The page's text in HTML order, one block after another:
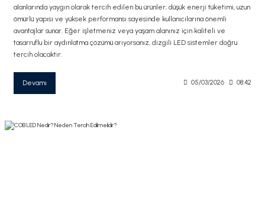
alanlarında yaygın olarak tercih edilen bu ürünler; düşük enerji tüketimi, uzun
ömürlü yapısı ve yüksek performansı sayesinde kullanıcılarına önemli
avantajlar sunar. Eğer işletmeniz veya yaşam alanınız için kaliteli ve
tasarruflu bir aydınlatma çözümü arıyorsanız, dizgili LED sistemler doğru
tercih olacaktır.
Devamı 05/03/2026 08:42